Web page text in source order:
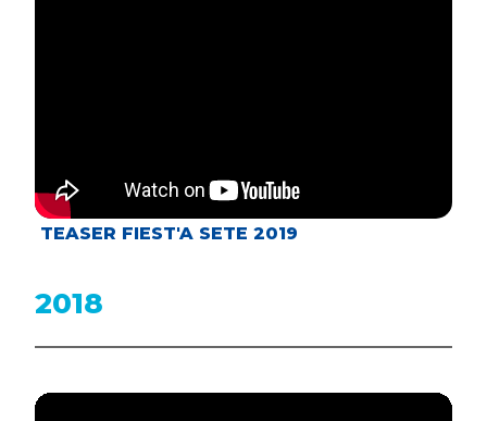
TEASER FIEST'A SETE 2019
2018